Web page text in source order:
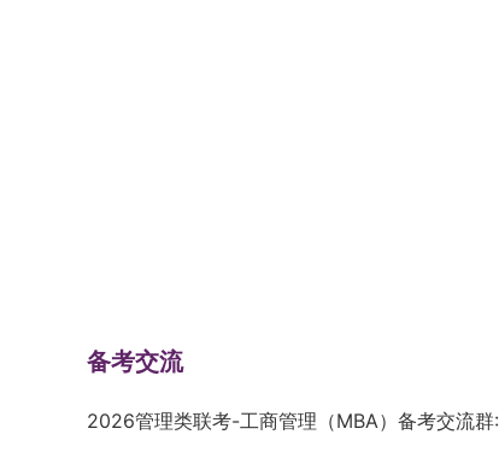
备考交流
2026管理类联考-工商管理（MBA）备考交流群: